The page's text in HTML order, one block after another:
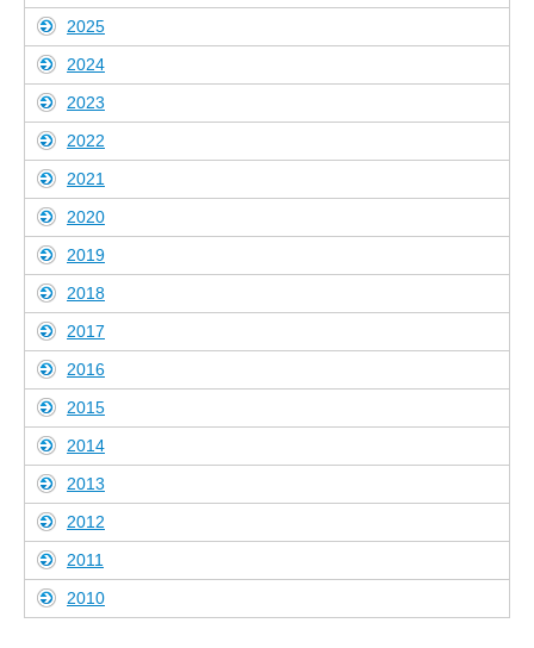
2025
2024
2023
2022
2021
2020
2019
2018
2017
2016
2015
2014
2013
2012
2011
2010